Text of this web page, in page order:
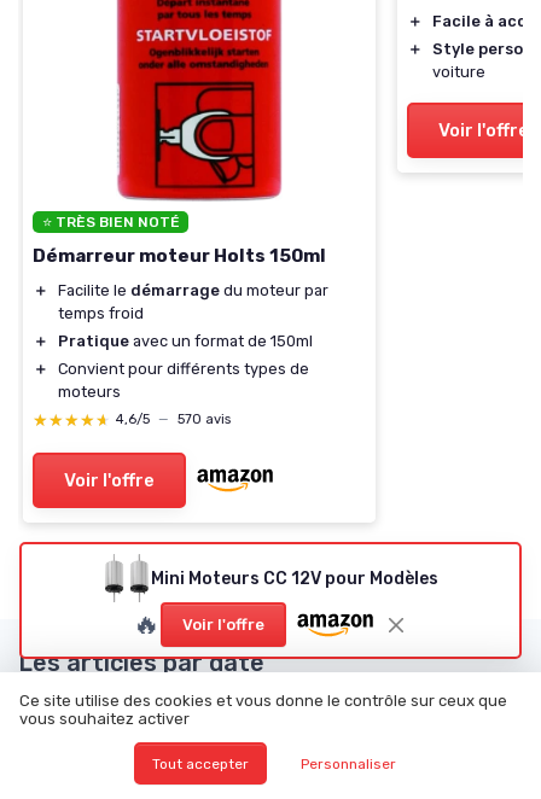
⭐ TRÈS BIEN NOTÉ
Démarreur moteur Holts 150ml
＋ Facilite le démarrage du moteur par
temps froid
＋
Pratique avec un format de 150ml
＋
Convient pour différents types de
moteurs
★★★★★
★★★★★ 4,6/5 — 570 avis
Voir l'offre
＋
Facile à
＋
Style
voiture
Voir l'offre
Mini Moteurs CC 12V pour Modèles
🔥 Voir l'offre
Les articles par date
Janvier 2024
Février 2024
Août 2024
Ce site utilise des cookies et vous donne le contrôle sur ceux que
vous souhaitez activer
Tout accepter Personnaliser